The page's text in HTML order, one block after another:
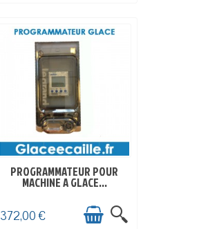
EN STOCK
PROGRAMMATEUR POUR
MACHINE A GLACE...
372,00 €